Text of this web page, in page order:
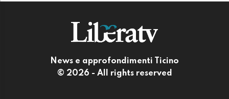
News e approfondimenti Ticino
© 2026 - All rights reserved